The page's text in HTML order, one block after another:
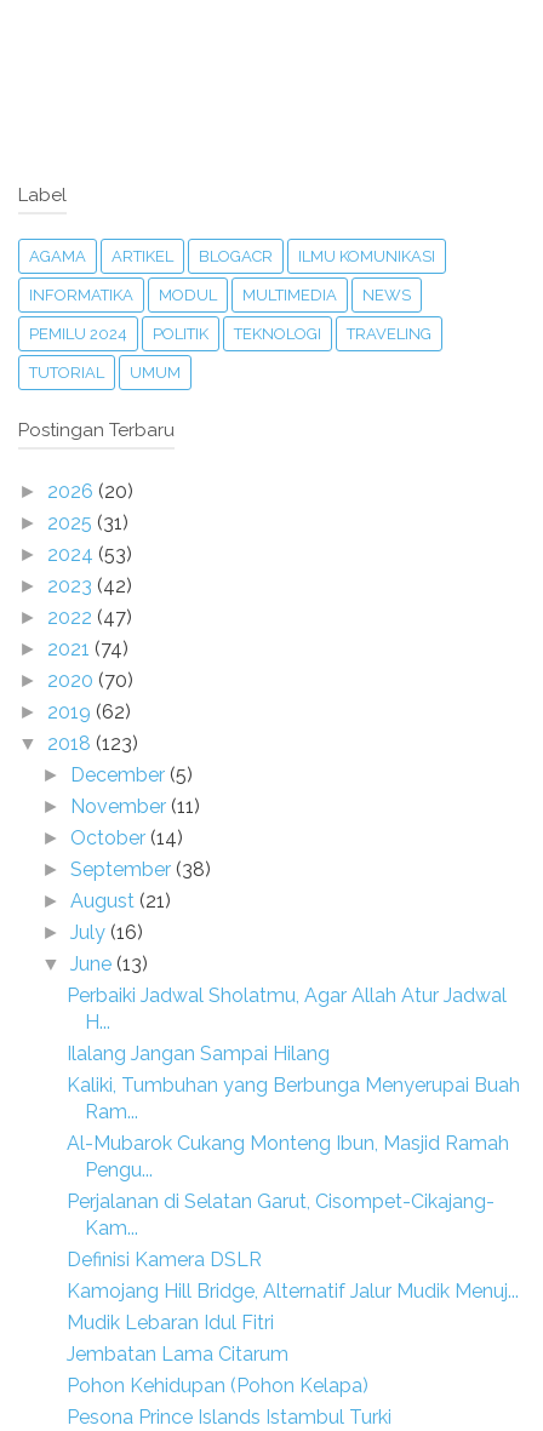
Label
AGAMA ARTIKEL BLOGACR ILMU KOMUNIKASI
INFORMATIKA MODUL MULTIMEDIA NEWS
PEMILU 2024 POLITIK TEKNOLOGI TRAVELING
TUTORIAL UMUM
Postingan Terbaru
► 2026 (20)
► 2025 (31)
► 2024 (53)
► 2023 (42)
► 2022 (47)
► 2021 (74)
► 2020 (70)
► 2019 (62)
▼ 2018 (123)
► December (5)
► November (11)
► October (14)
►September (38)
►August (21)
►July (16)
▼June (13)
Perbaiki Jadwal Sholatmu, Agar Allah Atur Jadwal
H...
Ilalang Jangan Sampai Hilang
Kaliki, Tumbuhan yang Berbunga Menyerupai Buah
Ram...
Al-Mubarok Cukang Monteng Ibun, Masjid Ramah
Pengu...
Perjalanan di Selatan Garut, Cisompet-Cikajang-
Kam...
Definisi Kamera DSLR
Kamojang Hill Bridge, Alternatif Jalur Mudik Menuj...
Mudik Lebaran Idul Fitri
Jembatan Lama Citarum
Pohon Kehidupan (Pohon Kelapa)
Pesona Prince Islands Istambul Turki